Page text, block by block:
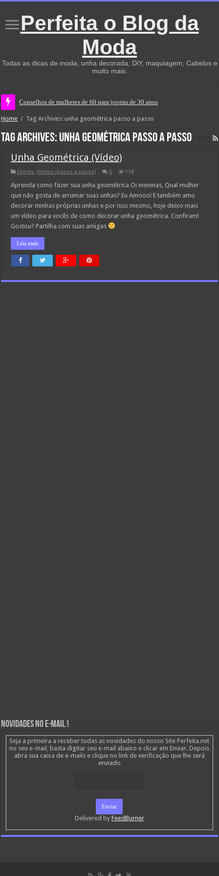
Perfeita o Blog da
Moda
Todas as dicas de moda, unha decorada, DiY, maquiagem, Cabelos e
muito mais.
Conselhos de mulheres de 60 para jovens de 30 anos
Home / Tag Archives: unha geométrica passo a passo
Tag Archives: unha geométrica passo a passo
Unha Geométrica (Vídeo)
Unhas,Vídeos (passo a passo) 0 138
Aprenda como fazer sua unha geométrica Oi meninas, Qual mulher
que não gosta de arrumar suas unhas? Eu Amooo! E também amo
decorar minhas próprias unhas e por isso mesmo, hoje deixo mais
um vídeo para vocês de como decorar unha geométrica. Confiram!
Gostou? Partilha com suas amigas
Leia mais
Novidades no E-mail !
Seja a primeira a receber todas as novidades do nosso Site Perfeita.net
no seu e-mail, basta digitar seu e-mail abaixo e clicar em Enviar. Depois
abra sua caixa de e-mails e clique no link de verificação que lhe será
enviado
Delivered by FeedBurner